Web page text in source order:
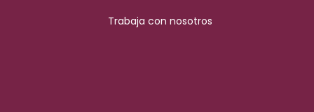
Trabaja con nosotros